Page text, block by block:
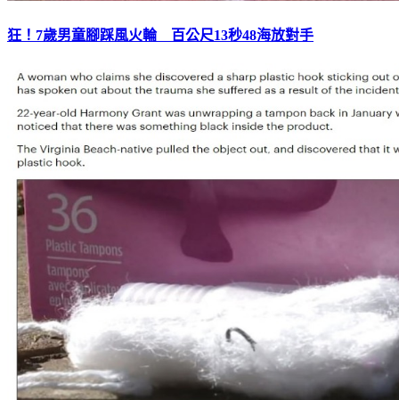
狂！7歲男童腳踩風火輪 百公尺13秒48海放對手